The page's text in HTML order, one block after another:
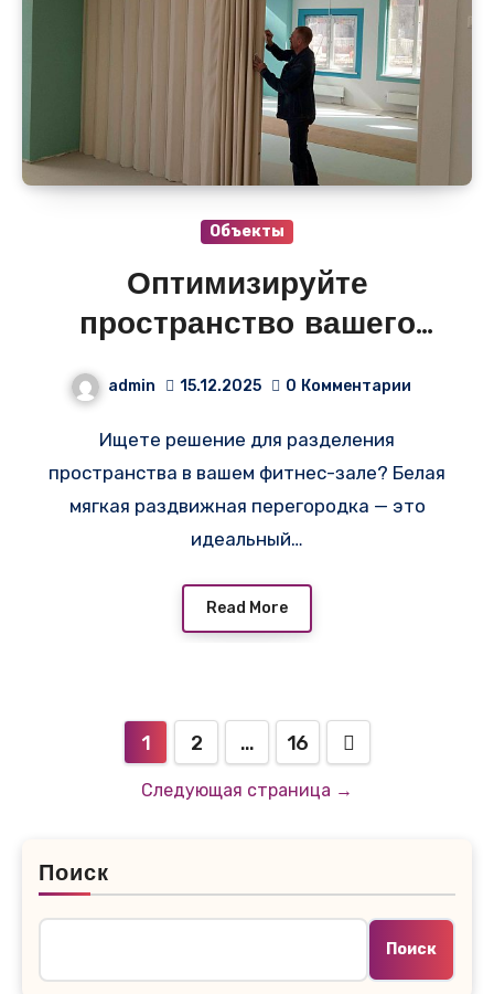
Объекты
Оптимизируйте
пространство вашего
фитнес-зала с белой
мягкой раздвижной
перегородкой высотой 3
метра
admin 15.12.2025 0 Комментарии
Ищете решение для разделения
пространства в вашем фитнес-зале? Белая
мягкая раздвижная перегородка — это
идеальный…
Read More
1 2 … 16
Следующая страница →
Поиск
Поиск